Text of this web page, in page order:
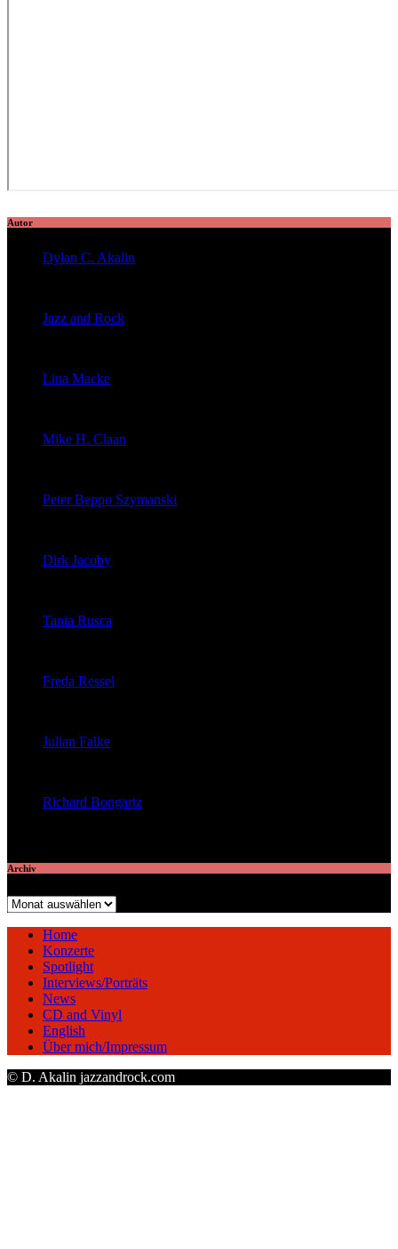
Autor
Dylan C. Akalin
Jazz and Rock
Lina Macke
Mike H. Claan
Peter Beppo Szymanski
Dirk Jacoby
Tania Rusca
Freda Ressel
Julian Falke
Richard Bongartz
Archiv
Archiv
Home
Konzerte
Spotlight
Interviews/Porträts
News
CD and Vinyl
English
Über mich/Impressum
© D. Akalin jazzandrock.com